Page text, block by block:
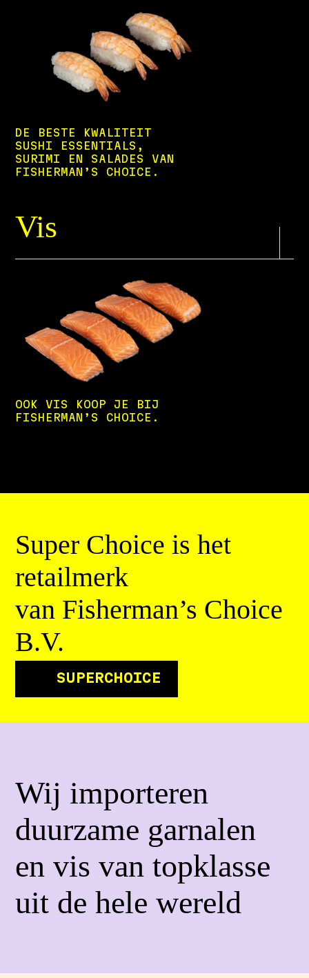
DE BESTE KWALITEIT
SUSHI ESSENTIALS,
SURIMI EN SALADES VAN
FISHERMAN’S CHOICE.
Vis
OOK VIS KOOP JE BIJ
FISHERMAN’S CHOICE.
Super Choice is het
retailmerk
van Fisherman’s Choice
B.V.
SUPERCHOICE
Wij importeren
duurzame garnalen
en vis van topklasse
uit de hele wereld